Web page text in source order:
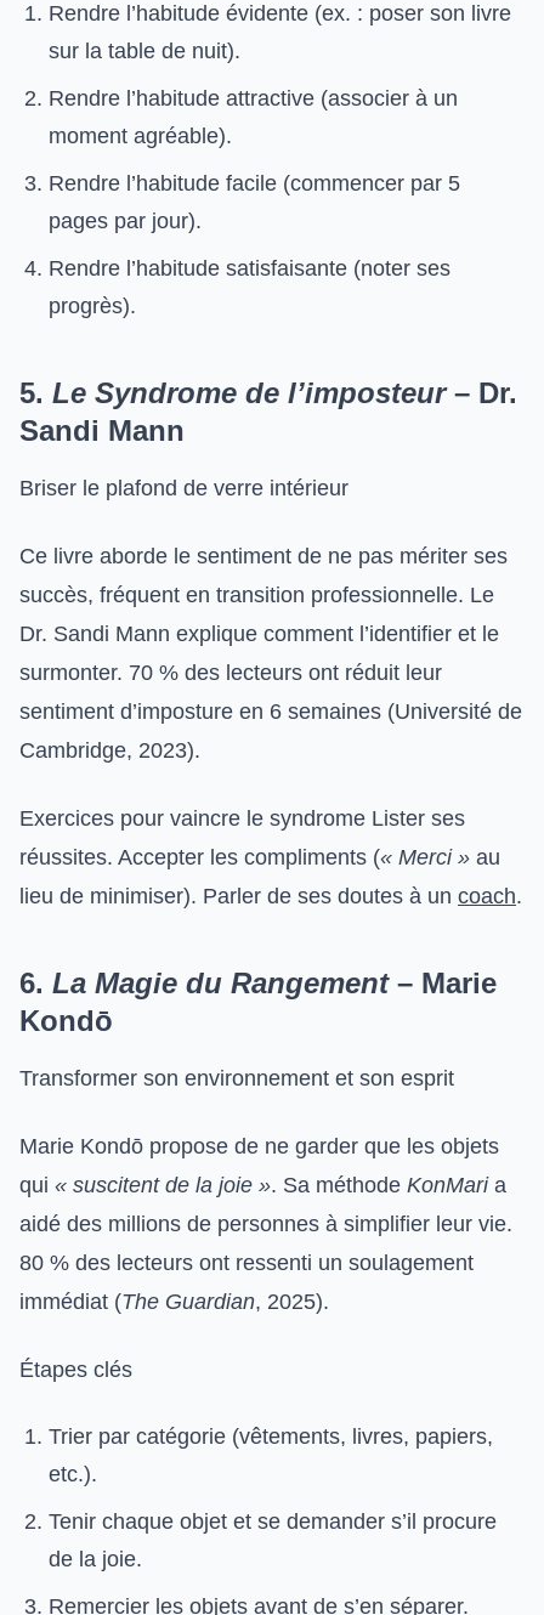
Rendre l’habitude évidente (ex. : poser son livre
sur la table de nuit).
Rendre l’habitude attractive (associer à un
moment agréable).
Rendre l’habitude facile (commencer par 5
pages par jour).
Rendre l’habitude satisfaisante (noter ses
progrès).
5. Le Syndrome de l’imposteur– Dr.
Sandi Mann
Briser le plafond de verre intérieur
Ce livre aborde le sentiment de ne pas mériter ses
succès, fréquent en transition professionnelle. Le
Dr. Sandi Mann explique comment l’identifier et le
surmonter. 70 % des lecteurs ont réduit leur
sentiment d’imposture en 6 semaines (Université de
Cambridge, 2023).
Exercices pour vaincre le syndrome Lister ses
réussites. Accepter les compliments (« Merci » au
lieu de minimiser). Parler de ses doutes à un coach.
6. La Magie du Rangement– Marie
Kondō
Transformer son environnement et son esprit
Marie Kondō propose de ne garder que les objets
qui « suscitent de la joie ». Sa méthode KonMaria
aidé des millions de personnes à simplifier leur vie.
80 % des lecteurs ont ressenti un soulagement
immédiat (The Guardian, 2025).
Étapes clés
Trier par catégorie (vêtements, livres, papiers,
etc.).
Tenir chaque objet et se demander s’il procure
de la joie.
Remercier les objets avant de s’en séparer.